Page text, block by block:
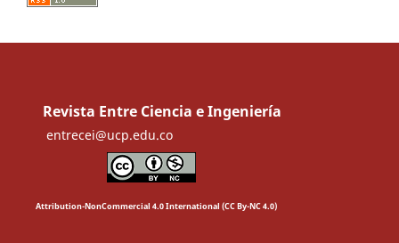
Revista Entre Ciencia e Ingeniería
entrecei@ucp.edu.co
Attribution-NonCommercial 4.0 International (CC By-NC 4.0)